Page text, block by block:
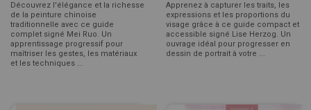
Découvrez l'élégance et la richesse
de la peinture chinoise
traditionnelle avec ce guide
complet signé Mei Ruo. Un
apprentissage progressif pour
maîtriser les gestes, les matériaux
et les techniques ...
Apprenez à capturer les traits, les
expressions et les proportions du
visage grâce à ce guide compact et
accessible signé Lise Herzog. Un
ouvrage idéal pour progresser en
dessin de portrait à votre ...